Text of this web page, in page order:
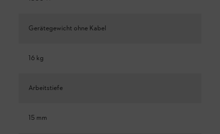
Gerätegewicht ohne Kabel
16 kg
Arbeitstiefe
15 mm